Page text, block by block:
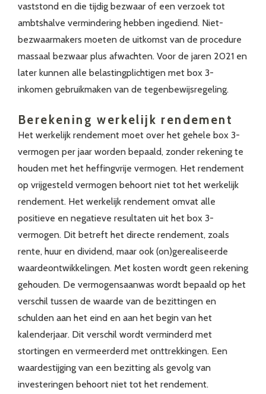
vaststond en die tijdig bezwaar of een verzoek tot
ambtshalve vermindering hebben ingediend. Niet-
bezwaarmakers moeten de uitkomst van de procedure
massaal bezwaar plus afwachten. Voor de jaren 2021 en
later kunnen alle belastingplichtigen met box 3-
inkomen gebruikmaken van de tegenbewijsregeling.
Berekening werkelijk rendement
Het werkelijk rendement moet over het gehele box 3-
vermogen per jaar worden bepaald, zonder rekening te
houden met het heffingvrije vermogen. Het rendement
op vrijgesteld vermogen behoort niet tot het werkelijk
rendement. Het werkelijk rendement omvat alle
positieve en negatieve resultaten uit het box 3-
vermogen. Dit betreft het directe rendement, zoals
rente, huur en dividend, maar ook (on)gerealiseerde
waardeontwikkelingen. Met kosten wordt geen rekening
gehouden. De vermogensaanwas wordt bepaald op het
verschil tussen de waarde van de bezittingen en
schulden aan het eind en aan het begin van het
kalenderjaar. Dit verschil wordt verminderd met
stortingen en vermeerderd met onttrekkingen. Een
waardestijging van een bezitting als gevolg van
investeringen behoort niet tot het rendement.